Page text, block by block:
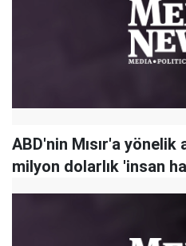
ABD'nin Mısır'a yönelik
milyon dolarlık 'insan